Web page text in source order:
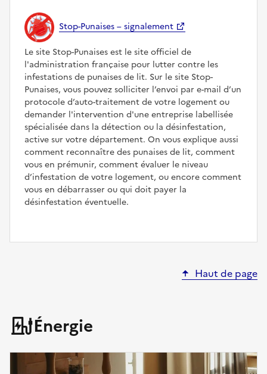
Stop-Punaises – signalement
Le site Stop-Punaises est le site officiel de
l'administration française pour lutter contre les
infestations de punaises de lit. Sur le site Stop-
Punaises, vous pouvez solliciter l’envoi par e-mail d’un
protocole d’auto-traitement de votre logement ou
demander l'intervention d'une entreprise labellisée
spécialisée dans la détection ou la désinfestation,
active sur votre département. On vous explique aussi
comment reconnaître des punaises de lit, comment
vous en prémunir, comment évaluer le niveau
d’infestation de votre logement, ou encore comment
vous en débarrasser ou qui doit payer la
désinfestation éventuelle.
Haut de page
Énergie